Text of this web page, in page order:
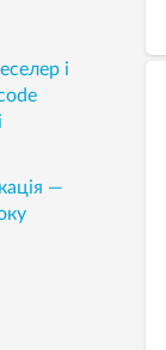
і
—